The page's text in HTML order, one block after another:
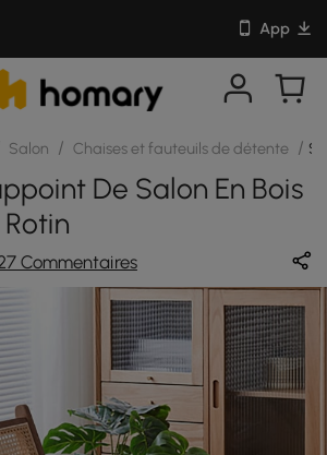
App
Salon / Chaises et fauteuils de détente /
De Salon En Bois
Commentaires